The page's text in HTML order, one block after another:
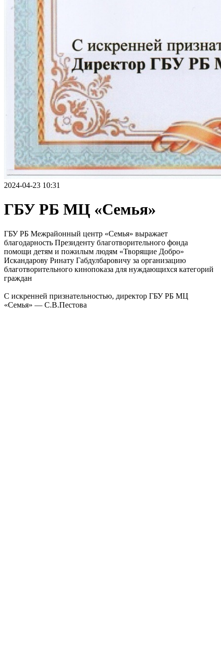
2024-04-23 10:31
ГБУ РБ МЦ «Семья»
ГБУ РБ Межрайонный центр «Семья» выражает
благодарность Президенту благотворительного фонда
помощи детям и пожилым людям «Творящие Добро»
Искандарову Ринату Габдулбаровичу за организацию
благотворительного кинопоказа для нуждающихся категорий
граждан
С искренней признательностью, директор ГБУ РБ МЦ
«Семья» — С.В.Пестова